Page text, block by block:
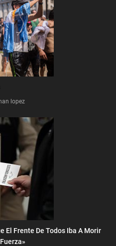
lopez
El Frente De Todos Iba A Morir